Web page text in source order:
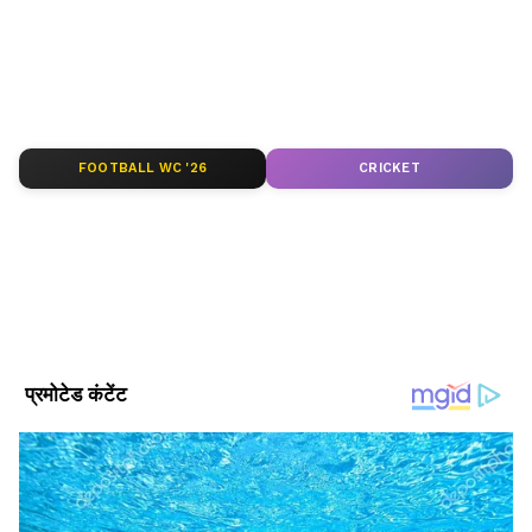
DOWNLOAD APP
FOOTBALL WC '26 CRICKET